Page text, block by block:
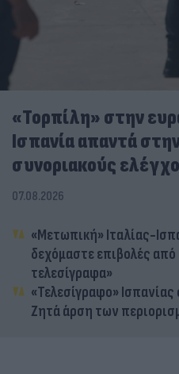
«Τορπίλη» στην
Ισπανία απαντά
συνοριακούς
07.08.2026
«Μετωπική» Ιταλίας-
δεχόμαστε επιβολές
τελεσίγραφα»
«Τελεσίγραφο» Ισπανίας
Ζητά άρση των